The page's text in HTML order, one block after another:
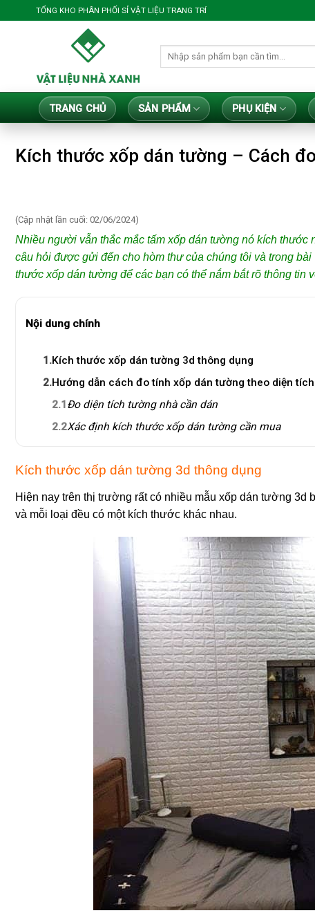
qua
TỔNG KHO PHÂN PHỐI SỈ VẬT LIỆU TRANG TRÍ
TRANG CHỦ SẢN PHẨM PHỤ KIỆN
Kích thước xốp dán tường – Cách
(Cập nhật lần cuối: 02/06/2024)
Nhiều người vẫn thắc mắc tấm xốp dán tường nó kích thước
câu hỏi được gửi đến cho hòm thư của chúng tôi và trong
thước xốp dán tường để các bạn có thể nắm bắt rõ thông tin
Nội dung chính
1.Kích thước xốp dán tường 3d thông dụng
2.Hướng dẫn cách đo tính xốp dán tường theo diện tích
2.1 Đo diện tích tường nhà cần dán
2.2Xác định kích thước xốp dán tường cần mua
Kích thước xốp dán tường 3d thông dụng
Hiện nay trên thị trường rất có nhiều mẫu xốp dán tường
và mỗi loại đều có một kích thước khác nhau.